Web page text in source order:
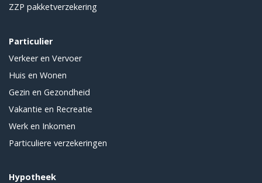
ZZP pakketverzekering
Particulier
Verkeer en Vervoer
Huis en Wonen
Gezin en Gezondheid
Vakantie en Recreatie
Werk en Inkomen
Particuliere verzekeringen
Hypotheek